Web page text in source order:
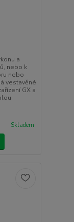
a
nebo k
nebo
vestavěné
GX a
Skladem